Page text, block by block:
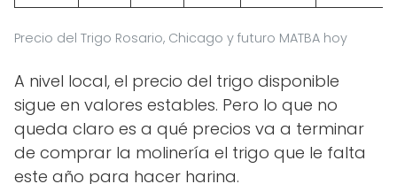
Precio del Trigo Rosario, Chicago y futuro MATBA hoy
A nivel local, el precio del trigo disponible
sigue en valores estables. Pero lo que no
queda claro es a qué precios va a terminar
de comprar la molinería el trigo que le falta
este año para hacer harina.